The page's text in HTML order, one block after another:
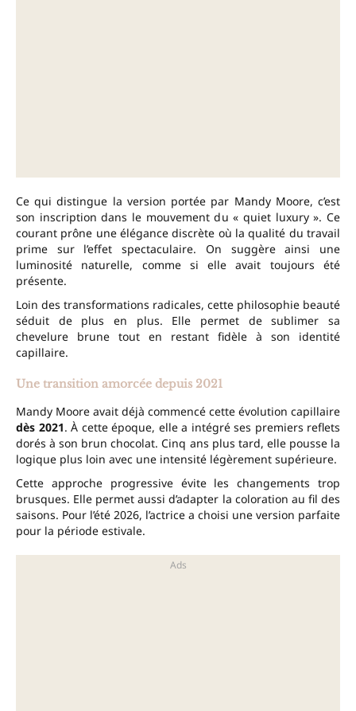
Ce qui distingue la version portée par Mandy Moore, c’est
son inscription dans le mouvement du « quiet luxury ». Ce
courant prône une élégance discrète où la qualité du travail
prime sur l’effet spectaculaire. On suggère ainsi une
luminosité naturelle, comme si elle avait toujours été
présente.
Loin des transformations radicales, cette philosophie beauté
séduit de plus en plus. Elle permet de sublimer sa
chevelure brune tout en restant fidèle à son identité
capillaire.
Une transition amorcée depuis 2021
Mandy Moore avait déjà commencé cette évolution capillaire
dès 2021. À cette époque, elle a intégré ses premiers reflets
dorés à son brun chocolat. Cinq ans plus tard, elle pousse la
logique plus loin avec une intensité légèrement supérieure.
Cette approche progressive évite les changements trop
brusques. Elle permet aussi d’adapter la coloration au fil des
saisons. Pour l’été 2026, l’actrice a choisi une version parfaite
pour la période estivale.